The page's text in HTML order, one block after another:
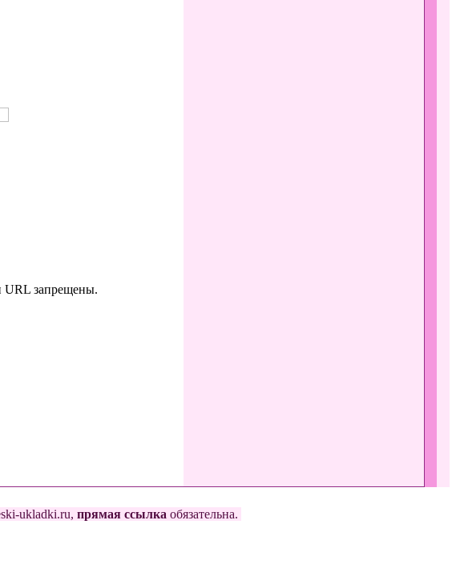
URL запрещены.
ukladki.ru, прямая ссылка обязательна.